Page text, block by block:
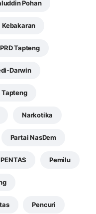
Pohan
Kebakaran
Tapteng
Darwin
Narkotika
Partai NasDem
Pemilu
Pencuri